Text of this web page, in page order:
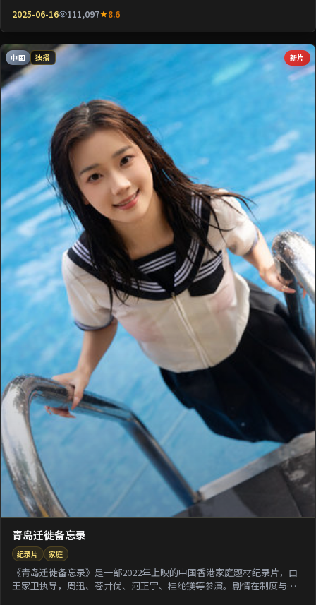
2025-06-16 111,097 8.6
新片
中国 独播
青岛迁徙备忘录
纪录片 家庭
《青岛迁徙备忘录》是一部2022年上映的中国香港家庭题材纪录片，由
王家卫执导，周迅、苍井优、河正宇、桂纶镁等参演。剧情在制度与人